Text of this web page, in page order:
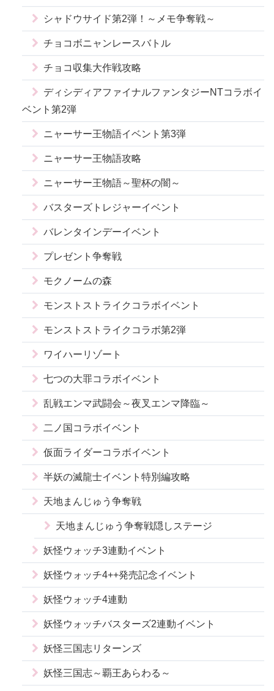
シャドウサイド第2弾！～メモ争奪戦～
チョコボニャンレースバトル
チョコ収集大作戦攻略
ディシディアファイナルファンタジーNTコラボイ
ベント第2弾
ニャーサー王物語イベント第3弾
ニャーサー王物語攻略
ニャーサー王物語～聖杯の闇～
バスターズトレジャーイベント
バレンタインデーイベント
プレゼント争奪戦
モクノームの森
モンストストライクコラボイベント
モンストストライクコラボ第2弾
ワイハーリゾート
七つの大罪コラボイベント
乱戦エンマ武闘会～夜叉エンマ降臨～
二ノ国コラボイベント
仮面ライダーコラボイベント
半妖の滅龍士イベント特別編攻略
天地まんじゅう争奪戦
天地まんじゅう争奪戦隠しステージ
妖怪ウォッチ3連動イベント
妖怪ウォッチ4++発売記念イベント
妖怪ウォッチ4連動
妖怪ウォッチバスターズ2連動イベント
妖怪三国志リターンズ
妖怪三国志～覇王あらわる～